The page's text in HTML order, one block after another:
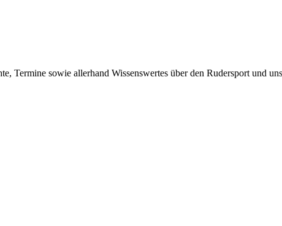
Termine sowie allerhand Wissenswertes über den Rudersport und